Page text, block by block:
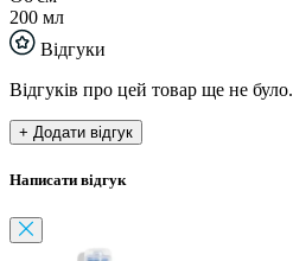
200 мл
Відгуки
Відгуків про цей товар ще не було.
+ Додати відгук
Написати відгук